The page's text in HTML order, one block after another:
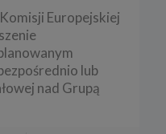
Europejskiej
lub
nad Grupą